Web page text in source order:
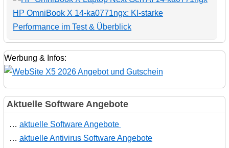
HP OmniBook X 14-ka0771ngx: KI-starke
Performance im Test & Überblick
Werbung & Infos:
Aktuelle Software Angebote
… aktuelle Software Angebote
… aktuelle Antivirus Software Angebote